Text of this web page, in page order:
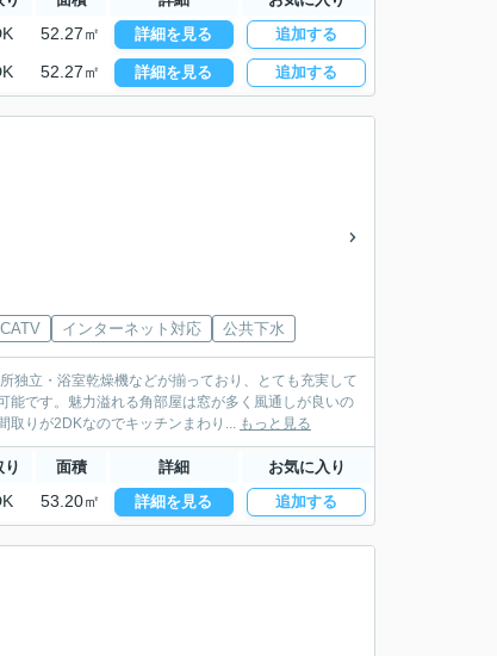
52.27㎡ 詳細を見る 追加する
52.27㎡ 詳細を見る 追加する
CATV インターネット対応 公共下水
独立・浴室乾燥機などが揃っており、とても充実して
能です。魅力溢れる角部屋は窓が多く風通しが良いの
取りが2DKなのでキッチンまわり... もっと見る
り 面積 詳細 お気に入り
53.20㎡ 詳細を見る 追加する